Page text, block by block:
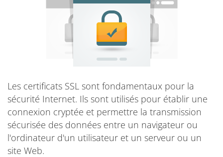
Les certificats SSL sont fondamentaux pour la
sécurité Internet. Ils sont utilisés pour établir une
connexion cryptée et permettre la transmission
sécurisée des données entre un navigateur ou
l'ordinateur d'un utilisateur et un serveur ou un
site Web.